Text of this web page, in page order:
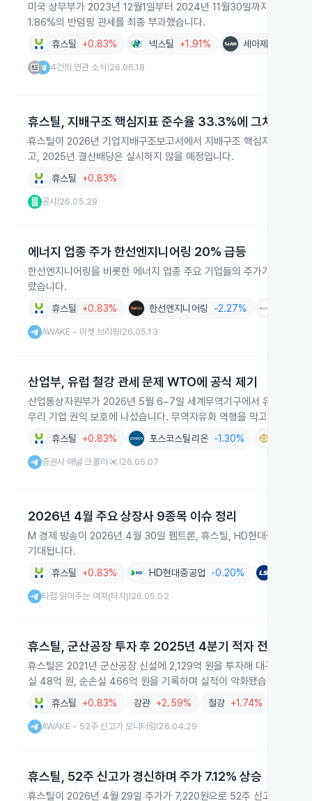
미국 상무부가 2023년 12월1일부터 2024년 11월30일까지 수출된
1.86%의 반덤핑 관세를 최종 부과했습니다.
휴스틸 +0.83% 넥스틸 +1.91% 세아제강
4건의 연관 소식 26.06.18
휴스틸, 지배구조 핵심지표 준수율 33.3%에 그쳐
휴스틸이 2026년 기업지배구조보고서에서 지배구조 핵심지표 준수
고, 2025년 결산배당은 실시하지 않을 예정입니다.
휴스틸 +0.83%
공시 26.05.29
에너지 업종 주가 한선엔지니어링 20% 급등
한선엔지니어링을 비롯한 에너지 업종 주요 기업들의 주가가 2026
랐습니다.
휴스틸 +0.83% 한선엔지니어링 -2.27%
AWAKE - 마켓 브리핑 26.05.13
산업부, 유럽 철강 관세 문제 WTO에 공식 제기
산업통상자원부가 2026년 5월 6~7일 세계무역기구에서 유럽연합
우리 기업 권익 보호에 나섰습니다. 무역자유화 역행을 막고 다자적
휴스틸 +0.83% 포스코스틸리온 -1.30%
증권사 애널 크롤러🇰🇷 26.05.07
2026년 4월 주요 상장사 9종목 이슈 정리
M 경제 방송이 2026년 4월 30일 펨트론, 휴스틸, HD현대중공업 등
기대됩니다.
휴스틸 +0.83% HD현대중공업 -0.20%
타점 읽어주는 여자(타자) 26.05.02
휴스틸, 군산공장 투자 후 2025년 4분기 적자 전환
휴스틸은 2021년 군산공장 신설에 2,129억 원을 투자해 대구경 강
실 48억 원, 순손실 466억 원을 기록하며 실적이 악화됐습니다.
휴스틸 +0.83% 강관 +2.59% 철강 +1.74%
AWAKE - 52주 신고가 모니터링 26.04.29
휴스틸, 52주 신고가 경신하며 주가 7.12% 상승
휴스틸이 2026년 4월 29일 주가가 7,220원으로 52주 신고가를 기